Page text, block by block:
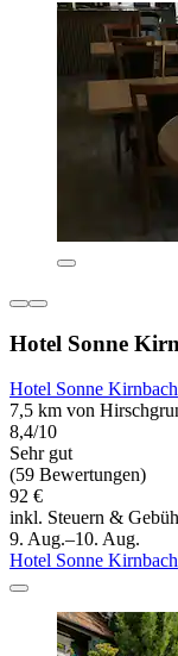
Hotel Sonne
Hotel Sonne Kirnbach
7,5 km von
8,4/10
Sehr gut
(59 Bewertungen)
92 €
inkl. Steuern &
9. Aug.–10. Aug.
Hotel Sonne Kirnbach